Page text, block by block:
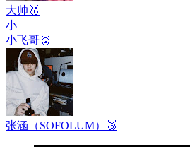
大帅 🥇
小
小飞哥🥈
张涵（SOFOLUM） 🥉